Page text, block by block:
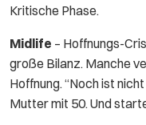
Kritische Phase.
Midlife – Hoffnungs-
große Bilanz. Manche
Hoffnung. “Noch ist
Mutter mit 50. Und